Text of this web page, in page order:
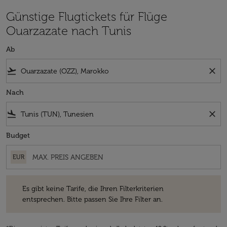
Günstige Flugtickets für Flüge
Ouarzazate nach Tunis
Ab
flight_takeoff close
Nach
flight_land close
Budget
EUR
Es gibt keine Tarife, die Ihren Filterkriterien
entsprechen. Bitte passen Sie Ihre Filter an.